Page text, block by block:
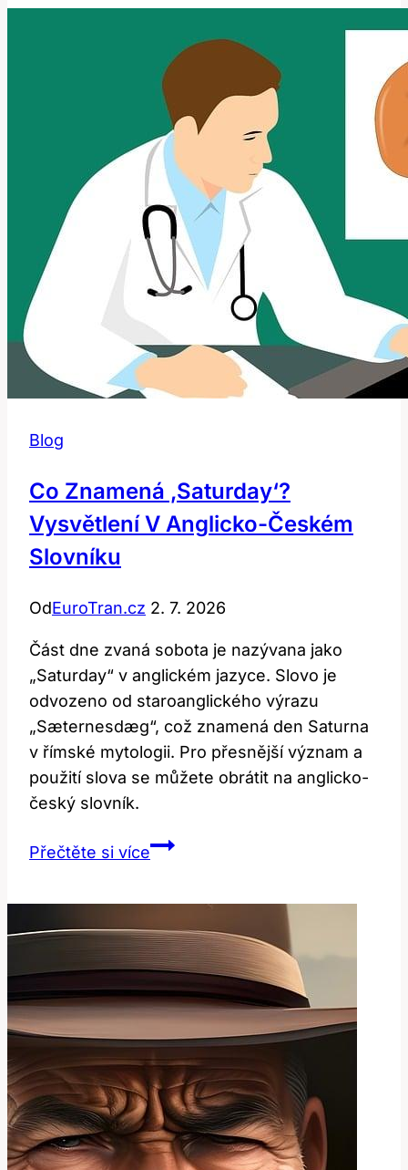
překlad
co
znamená?
Blog
Co Znamená ‚saturday‘?
Vysvětlení V Anglicko-Českém
Slovníku
OdEuroTran.cz 2. 7. 2026
Část dne zvaná sobota je nazývana jako
„Saturday“ v anglickém jazyce. Slovo je
odvozeno od staroanglického výrazu
„Sæternesdæg“, což znamená den Saturna
v římské mytologii. Pro přesnější význam a
použití slova se můžete obrátit na anglicko-
český slovník.
Přečtěte si víceCo
v
anglicko-
českém
slovníku